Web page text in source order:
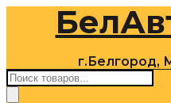
содержимому
г.Белгород,
Поиск
товаров